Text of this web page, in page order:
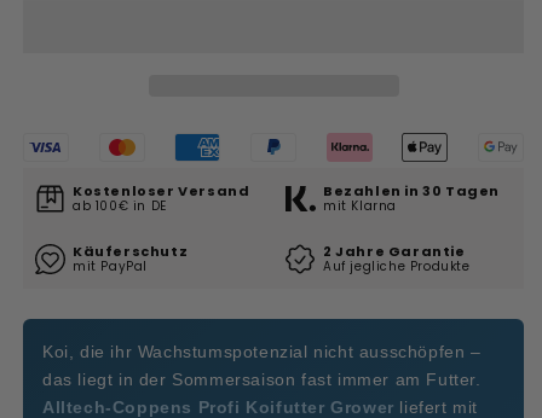
Wachstumsfutter
Koi
Wachstumsfutter
für
Koi
Kostenloser Versand
ab 100€ in DE
Bezahlen in 30 Tagen
mit Klarna
Käuferschutz
mit PayPal
2 Jahre Garantie
Auf jegliche Produkte
Koi, die ihr Wachstumspotenzial nicht ausschöpfen –
das liegt in der Sommersaison fast immer am Futter.
Alltech-Coppens Profi Koifutter Grower liefert mit